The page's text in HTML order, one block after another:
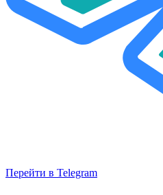
Перейти в Telegram